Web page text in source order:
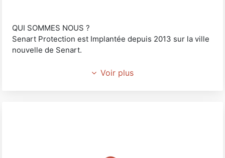
QUI SOMMES NOUS ?
Senart Protection est Implantée depuis 2013 sur la ville
nouvelle de Senart.
Cette société de gardiennage à été créée par d’anciens
Voir plus